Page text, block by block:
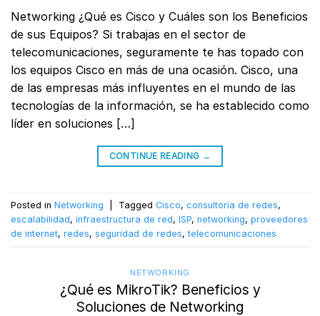
Networking ¿Qué es Cisco y Cuáles son los Beneficios
de sus Equipos? Si trabajas en el sector de
telecomunicaciones, seguramente te has topado con
los equipos Cisco en más de una ocasión. Cisco, una
de las empresas más influyentes en el mundo de las
tecnologías de la información, se ha establecido como
líder en soluciones […]
CONTINUE READING →
Posted in Networking Tagged Cisco, consultoría de redes,
escalabilidad, infraestructura de red, ISP, networking, proveedores
de internet, redes, seguridad de redes,telecomunicaciones
NETWORKING
¿Qué es MikroTik? Beneficios y
Soluciones de Networking